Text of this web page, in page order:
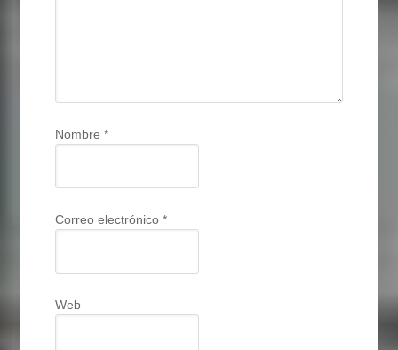
Nombre*
Correo electrónico*
Web